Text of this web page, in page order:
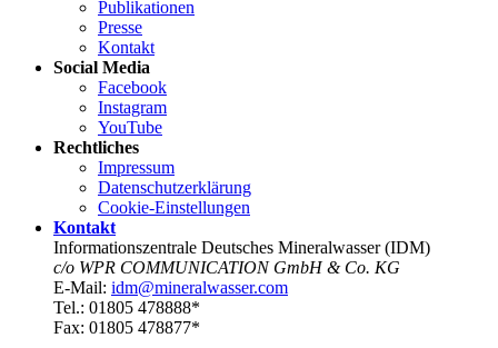
Publikationen
Presse
Kontakt
Social Media
Facebook
Instagram
YouTube
Rechtliches
Impressum
Datenschutz­erklärung
Cookie-Einstellungen
Kontakt
Informationszentrale Deutsches Mineralwasser (IDM)
c/o WPR COMMUNICATION GmbH & Co. KG
E-Mail: idm@mineralwasser.com
Tel.: 01805 478888*
Fax: 01805 478877*